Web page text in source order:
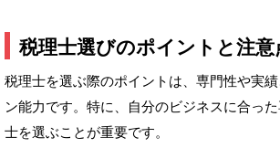
税理士選びのポイントと注意
税理士を選ぶ際のポイントは、専門性や実
ン能力です。特に、自分のビジネスに合っ
士を選ぶことが重要です。